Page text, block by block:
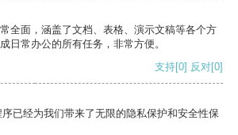
全面，涵盖了文档、表格、演示文稿等各个方
日常办公的所有任务，非常方便。
支持[0] 反对[0]
已经为我们带来了无限的隐私保护和安全性保